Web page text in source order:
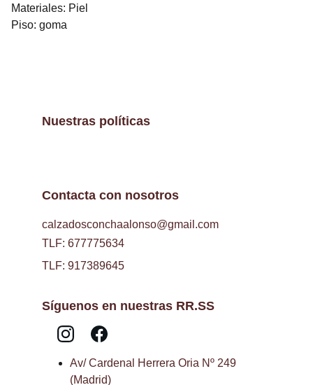
Materiales: Piel
Piso: goma
Contacta con nosotros
calzadosconchaalonso@gmail.com
Síguenos en nuestras RR.SS
Nuestras políticas
TLF: 677775634
TLF: 917389645
Av/ Cardenal Herrera Oria Nº 249
(Madrid)